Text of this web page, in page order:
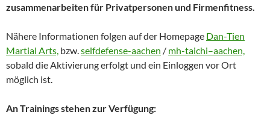
zusammenarbeiten für Privatpersonen und Firmenfitness.
Nähere Informationen folgen auf der Homepage Dan-Tien
Martial Arts, bzw. selfdefense-aachen / mh-taichi–aachen,
sobald die Aktivierung erfolgt und ein Einloggen vor Ort
möglich ist.
An Trainings stehen zur Verfügung: